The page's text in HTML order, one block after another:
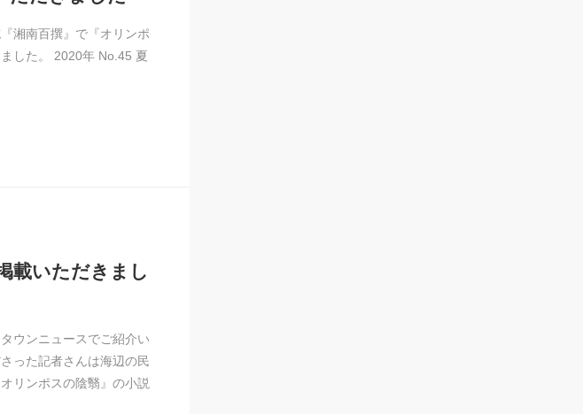
湘南百撰』で『オリンポ
した。 2020年 No.45 夏
載いただきまし
ウンニュースでご紹介い
った記者さんは海辺の民
リンポスの陰翳』の小説